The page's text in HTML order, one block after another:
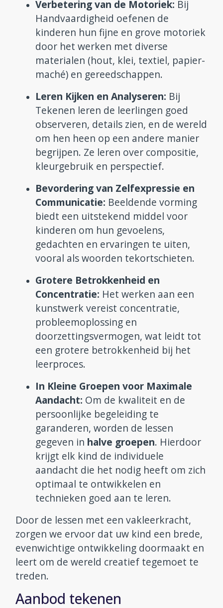
Verbetering van de Motoriek: Bij
Handvaardigheid oefenen de
kinderen hun fijne en grove motoriek
door het werken met diverse
materialen (hout, klei, textiel, papier-
maché) en gereedschappen.
Leren Kijken en Analyseren: Bij
Tekenen leren de leerlingen goed
observeren, details zien, en de wereld
om hen heen op een andere manier
begrijpen. Ze leren over compositie,
kleurgebruik en perspectief.
Bevordering van Zelfexpressie en
Communicatie: Beeldende vorming
biedt een uitstekend middel voor
kinderen om hun gevoelens,
gedachten en ervaringen te uiten,
vooral als woorden tekortschieten.
Grotere Betrokkenheid en
Concentratie: Het werken aan een
kunstwerk vereist concentratie,
probleemoplossing en
doorzettingsvermogen, wat leidt tot
een grotere betrokkenheid bij het
leerproces.
In Kleine Groepen voor Maximale
Aandacht: Om de kwaliteit en de
persoonlijke begeleiding te
garanderen, worden de lessen
gegeven in halve groepen. Hierdoor
krijgt elk kind de individuele
aandacht die het nodig heeft om zich
optimaal te ontwikkelen en
technieken goed aan te leren.
Door de lessen met een vakleerkracht,
zorgen we ervoor dat uw kind een brede,
evenwichtige ontwikkeling doormaakt en
leert om de wereld creatief tegemoet te
treden.
Aanbod tekenen